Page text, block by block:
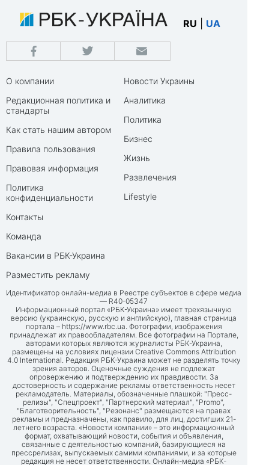
RU UA
О компании
Редакционная политика и
стандарты
Как стать нашим автором
Правила пользования
Правовая информация
Политика
конфиденциальности
Контакты
Команда
Вакансии в РБК-Украина
Разместить рекламу
Новости Украины
Аналитика
Политика
Бизнес
Жизнь
Развлечения
Lifestyle
Идентификатор онлайн-медиа в Реестре субъектов в сфере медиа
— R40-05347
Информационный портал «РБК-Украина» имеет трехязычную
версию (украинскую, русскую и английскую), главная страница
портала – https://www.rbc.ua. Фотографии, изображения
принадлежат их правообладателям. Все фотографии на Портале,
авторами которых являются журналисты РБК-Украина,
размещены на условиях лицензии Creative Commons Attribution
4.0 International. Редакция РБК-Украина может не разделять точку
зрения авторов. Оценочные суждения не подлежат
опровержению и подтверждению их правдивости. За
достоверность и содержание рекламы ответственность несет
рекламодатель. Материалы, обозначенные плашкой: "Пресс-
релизы", "Спецпроект", "Партнерский материал", "Promo",
"Благотворительность", "Резонанс" размещаются на правах
рекламы и предназначены, как правило, для лиц, достигших 21-
летнего возраста. «Новости компании» – это информационный
формат, охватывающий новости, события и объявления,
связанные с деятельностью компаний, базирующиеся на
прессрелизах, выпускаемых самими компаниями, и за которые
редакция не несет ответственности. Онлайн-медиа «РБК-